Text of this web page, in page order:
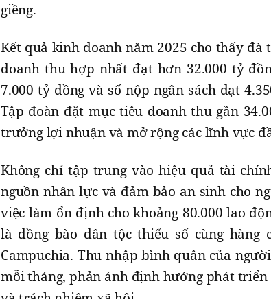
giềng.
Kết quả kinh doanh năm 2025 cho thấy đà
doanh thu hợp nhất đạt hơn 32.000 tỷ
7.000 tỷ đồng và số nộp ngân sách đạt
Tập đoàn đặt mục tiêu doanh thu gần
trưởng lợi nhuận và mở rộng các lĩnh vực
Không chỉ tập trung vào hiệu quả tài
nguồn nhân lực và đảm bảo an sinh cho
việc làm ổn định cho khoảng 80.000 lao
là đồng bào dân tộc thiểu số cùng hàng
Campuchia. Thu nhập bình quân của
mỗi tháng, phản ánh định hướng phát